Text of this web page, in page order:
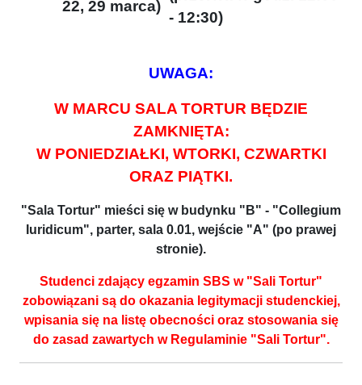
22, 29 marca)
- 12:30)
UWAGA:
W MARCU SALA TORTUR BĘDZIE
ZAMKNIĘTA:
W PONIEDZIAŁKI, WTORKI, CZWARTKI
ORAZ PIĄTKI.
"Sala Tortur" mieści się w budynku "B" - "Collegium
Iuridicum", parter, sala 0.01, wejście "A" (po prawej
stronie).
Studenci zdający egzamin SBS w "Sali Tortur"
zobowiązani są do okazania legitymacji studenckiej,
wpisania się na listę obecności oraz stosowania się
do zasad zawartych w Regulaminie "Sali Tortur".